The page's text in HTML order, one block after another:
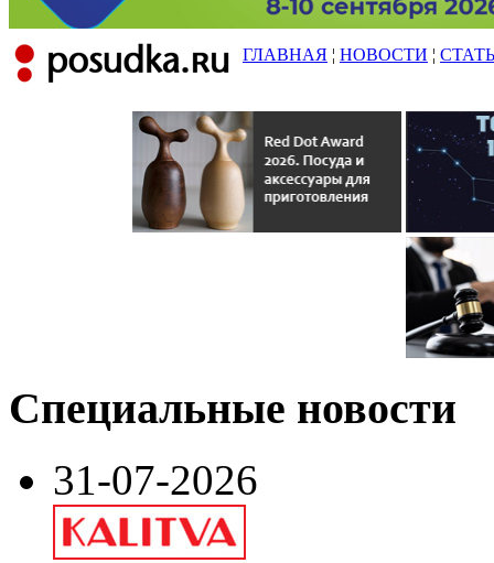
ГЛАВНАЯ ¦ НОВОСТИ ¦
Специальные новости
31-07-2026